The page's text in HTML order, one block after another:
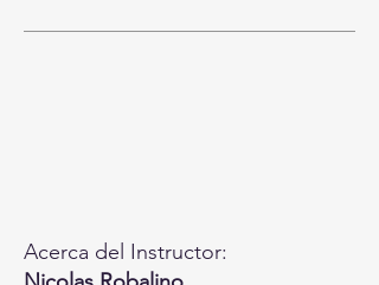
Acerca del Instructor: